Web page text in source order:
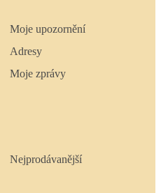
Moje upozornění
Adresy
Moje zprávy
Nejprodávanější